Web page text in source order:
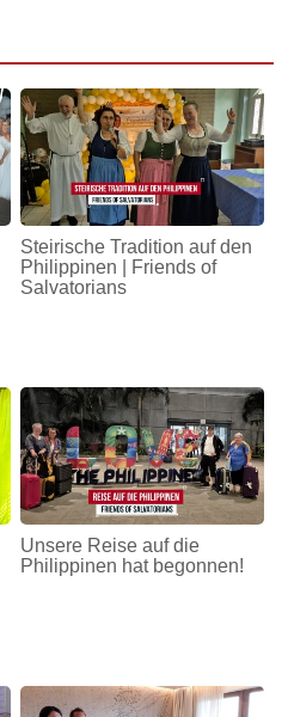
Steirische Tradition auf den
Philippinen | Friends of
Salvatorians
Unsere Reise auf die
Philippinen hat begonnen!